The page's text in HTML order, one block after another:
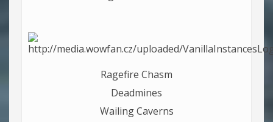
Ragefire Chasm
Deadmines
Wailing Caverns